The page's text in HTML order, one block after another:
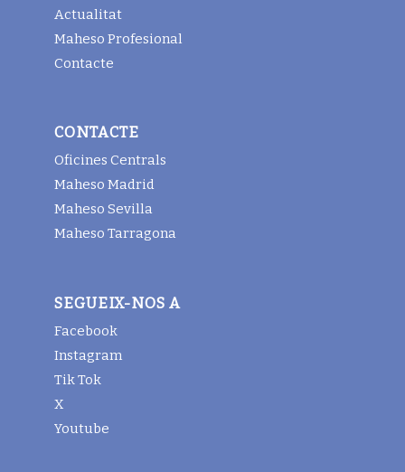
Actualitat
Maheso Profesional
Contacte
CONTACTE
Oficines Centrals
Maheso Madrid
Maheso Sevilla
Maheso Tarragona
SEGUEIX-NOS A
Facebook
Instagram
Tik Tok
X
Youtube